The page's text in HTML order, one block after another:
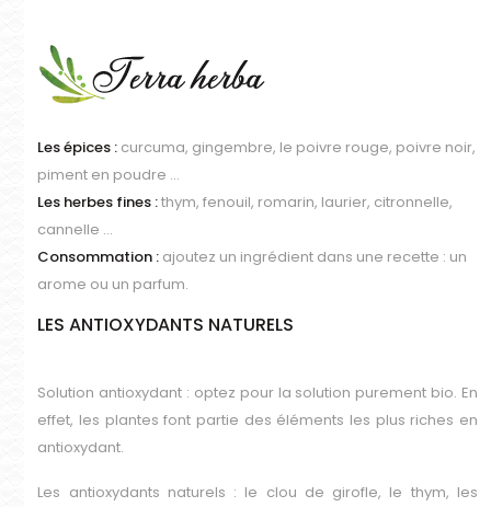
Les épices : curcuma, gingembre, le poivre rouge, poivre noir,
piment en poudre …
Les herbes fines :thym, fenouil, romarin, laurier, citronnelle,
cannelle …
Consommation : ajoutez un ingrédient dans une recette : un
arome ou un parfum.
LES ANTIOXYDANTS NATURELS
Solution antioxydant : optez pour la solution purement bio. En
effet, les plantes font partie des éléments les plus riches en
antioxydant.
Les antioxydants naturels : le clou de girofle, le thym, les